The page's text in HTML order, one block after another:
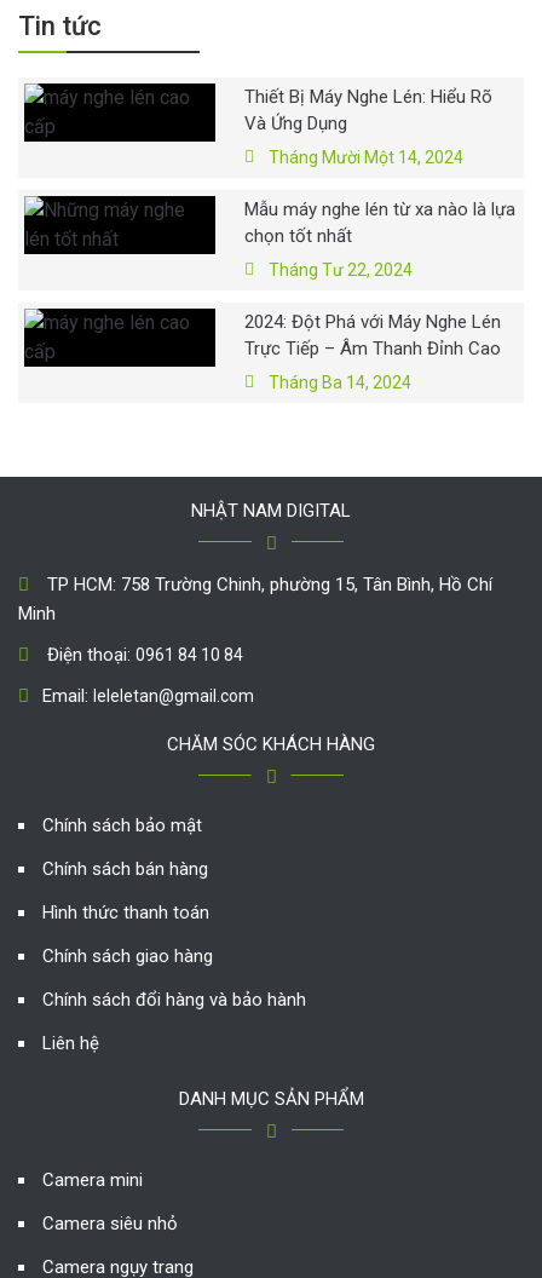
Tin tức
Thiết Bị Máy Nghe Lén: Hiểu Rõ
Và Ứng Dụng
Tháng Mười Một 14, 2024
Mẫu máy nghe lén từ xa nào là lựa
chọn tốt nhất
Tháng Tư 22, 2024
2024: Đột Phá với Máy Nghe Lén
Trực Tiếp – Âm Thanh Đỉnh Cao
Tháng Ba 14, 2024
NHẬT NAM DIGITAL
TP HCM: 758 Trường Chinh, phường 15, Tân Bình, Hồ Chí
Minh
Điện thoại: 0961 84 10 84
Email: leleletan@gmail.com
CHĂM SÓC KHÁCH HÀNG
Chính sách bảo mật
Chính sách bán hàng
Hình thức thanh toán
Chính sách giao hàng
Chính sách đổi hàng và bảo hành
Liên hệ
DANH MỤC SẢN PHẨM
Camera mini
Camera siêu nhỏ
Camera ngụy trang